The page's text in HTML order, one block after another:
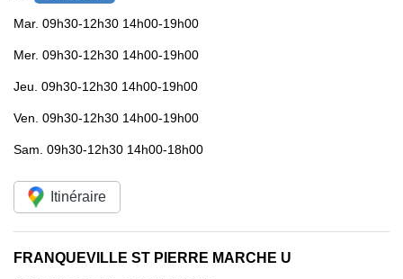
Mar. 09h30-12h30 14h00-19h00
Mer. 09h30-12h30 14h00-19h00
Jeu. 09h30-12h30 14h00-19h00
Ven. 09h30-12h30 14h00-19h00
Sam. 09h30-12h30 14h00-18h00
Itinéraire
FRANQUEVILLE ST PIERRE MARCHE U